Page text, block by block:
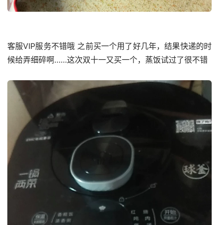
客服VIP服务不错哦 之前买一个用了好几年，结果快递的时
候给弄细碎啊……这次双十一又买一个，蒸饭试过了很不错